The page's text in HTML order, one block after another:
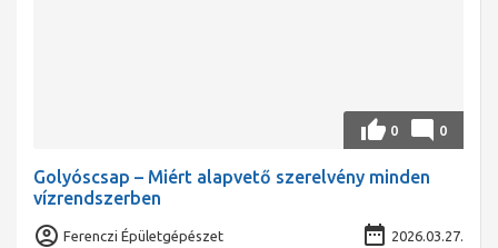
0 0
Golyóscsap – Miért alapvető szerelvény minden
vízrendszerben
Ferenczi Épületgépészet
2026.03.27.